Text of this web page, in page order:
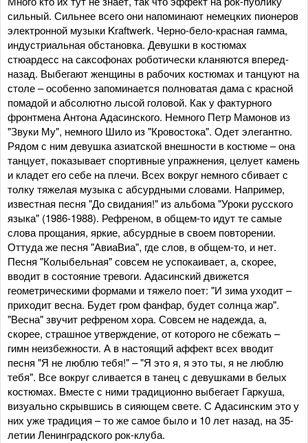
сильный. Сильнее всего они напоминают немецких пионеров
электронной музыки Kraftwerk. Черно-бело-красная гамма,
индустриальная обстановка. Девушки в костюмах
стюардесс на саксофонах роботически кланяются вперед-
назад. Выбегают женщины в рабочих костюмах и танцуют на
столе – особенно запоминается полноватая дама с красной
помадой и абсолютно лысой головой. Как у фактурного
фронтмена Антона Адасинского. Немного Петр Мамонов из
"Звуки Му", немного Шило из "Кровостока". Одет элегантно.
Рядом с ним девушка азиатской внешности в костюме – она
танцует, показывает спортивные упражнения, целует камень
и кладет его себе на плечи. Всех вокруг немного сбивает с
толку тяжелая музыка с абсурдными словами. Например,
известная песня "До свидания!" из альбома "Уроки русского
языка" (1986-1988). Рефреном, в общем-то идут те самые
слова прощания, яркие, абсурдные в своем повторении.
Оттуда же песня "АвиаВиа", где слов, в общем-то, и нет.
Песня "Колыбельная" совсем не успокаивает, а, скорее,
вводит в состояние тревоги. Адасинский движется
геометрическими формами и тяжело поет: "И зима уходит –
приходит весна. Будет гром фанфар, будет солнца жар".
"Весна" звучит рефреном хора. Совсем не надежда, а,
скорее, страшное утверждение, от которого не сбежать –
гимн неизбежности. А в настоящий аффект всех вводит
песня "Я не люблю тебя!" – "Я это я, я это ты, я не люблю
тебя". Все вокруг сливается в танец с девушками в белых
костюмах. Вместе с ними традиционно выбегает Гаркуша,
визуально скрывшись в сияющем свете. С Адасинским это у
них уже традиция – то же самое было и 10 лет назад, на 35-
летии Ленинградского рок-клуба.